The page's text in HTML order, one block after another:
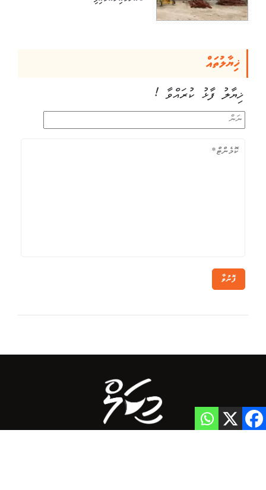
ޚިޔާލުތައް
ޚިޔާލު ފާޅު ކުރައްވާ !
ފޮނުވާ